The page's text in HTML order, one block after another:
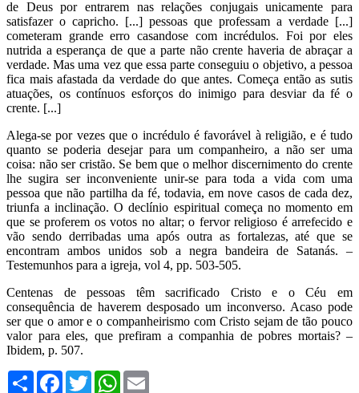
de Deus por entrarem nas relações conjugais unicamente para
satisfazer o capricho. [...] pessoas que professam a verdade [...]
cometeram grande erro casandose com incrédulos. Foi por eles
nutrida a esperança de que a parte não crente haveria de abraçar a
verdade. Mas uma vez que essa parte conseguiu o objetivo, a pessoa
fica mais afastada da verdade do que antes. Começa então as sutis
atuações, os contínuos esforços do inimigo para desviar da fé o
crente. [...]
Alega-se por vezes que o incrédulo é favorável à religião, e é tudo
quanto se poderia desejar para um companheiro, a não ser uma
coisa: não ser cristão. Se bem que o melhor discernimento do crente
lhe sugira ser inconveniente unir-se para toda a vida com uma
pessoa que não partilha da fé, todavia, em nove casos de cada dez,
triunfa a inclinação. O declínio espiritual começa no momento em
que se proferem os votos no altar; o fervor religioso é arrefecido e
vão sendo derribadas uma após outra as fortalezas, até que se
encontram ambos unidos sob a negra bandeira de Satanás. –
Testemunhos para a igreja, vol 4, pp. 503-505.
Centenas de pessoas têm sacrificado Cristo e o Céu em
consequência de haverem desposado um inconverso. Acaso pode
ser que o amor e o companheirismo com Cristo sejam de tão pouco
valor para eles, que prefiram a companhia de pobres mortais? –
Ibidem, p. 507.
Compartilhe
Facebook
TwitterWhatsApp